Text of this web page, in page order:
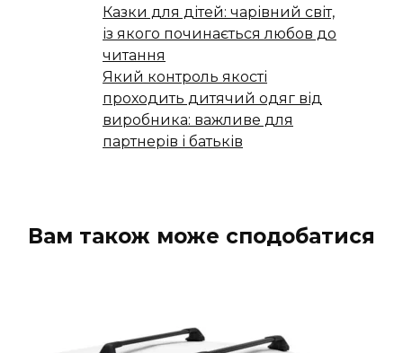
Казки для дітей: чарівний світ,
із якого починається любов до
читання
Який контроль якості
проходить дитячий одяг від
виробника: важливе для
партнерів і батьків
Вам також може сподобатися